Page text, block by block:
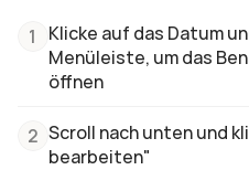
1
Klicke auf das Datum
Menüleiste, um das
öffnen
2 Scroll nach unten und
bearbeiten"